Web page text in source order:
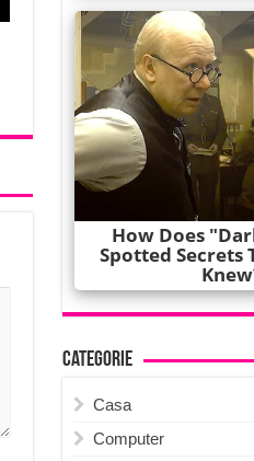
Categorie
Casa
Computer